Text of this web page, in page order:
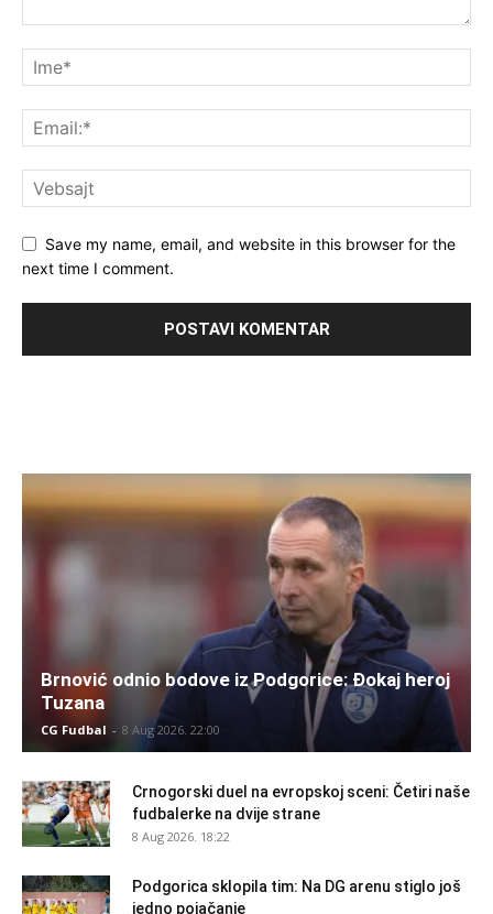
Save my name, email, and website in this browser for the
next time I comment.
Brnović odnio bodove iz Podgorice: Đokaj heroj
Tuzana
CG Fudbal - 8 Aug 2026. 22:00
Crnogorski duel na evropskoj sceni: Četiri naše
fudbalerke na dvije strane
8 Aug 2026. 18:22
Podgorica sklopila tim: Na DG arenu stiglo još
jedno pojačanje